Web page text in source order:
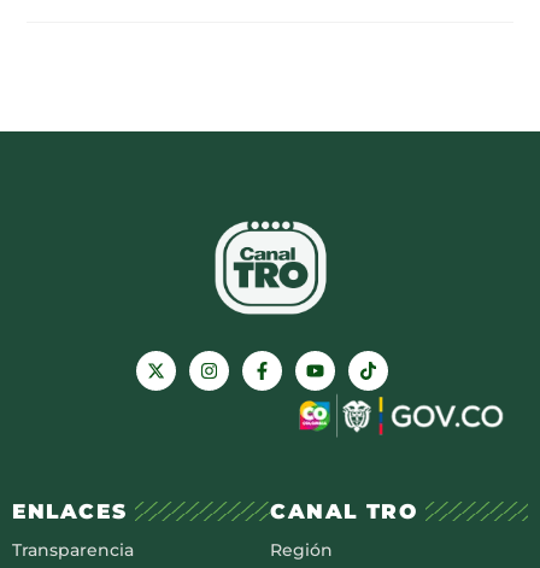
ENLACES
Transparencia
CANAL TRO
Región